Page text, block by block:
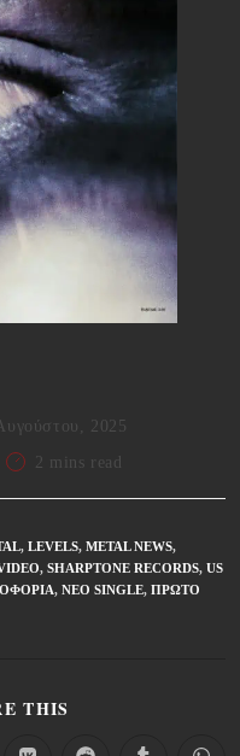
2025
2 mins read
, LEVELS, METAL NEWS,
, SHARPTONE RECORDS, US
, ΝΈΟ SINGLE, ΠΡΏΤΟ
THIS